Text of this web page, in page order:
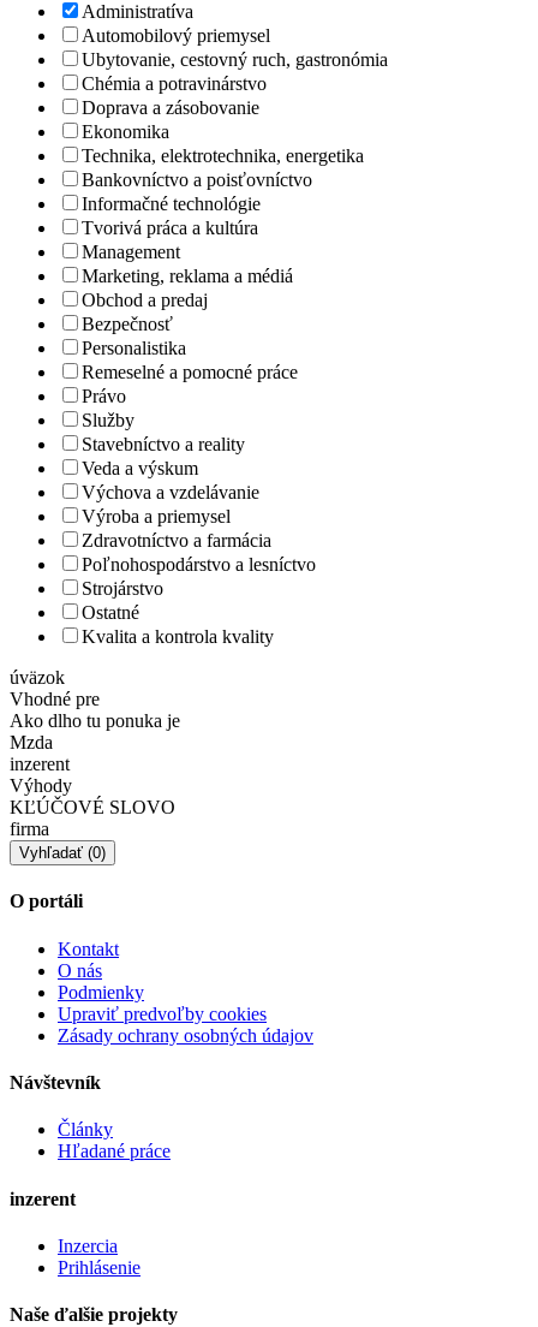
Administratíva
Automobilový priemysel
Ubytovanie, cestovný ruch, gastronómia
Chémia a potravinárstvo
Doprava a zásobovanie
Ekonomika
Technika, elektrotechnika, energetika
Bankovníctvo a poisťovníctvo
Informačné technológie
Tvorivá práca a kultúra
Management
Marketing, reklama a médiá
Obchod a predaj
Bezpečnosť
Personalistika
Remeselné a pomocné práce
Právo
Služby
Stavebníctvo a reality
Veda a výskum
Výchova a vzdelávanie
Výroba a priemysel
Zdravotníctvo a farmácia
Poľnohospodárstvo a lesníctvo
Strojárstvo
Ostatné
Kvalita a kontrola kvality
úväzok
Vhodné pre
Ako dlho tu ponuka je
Mzda
inzerent
Výhody
KĽÚČOVÉ SLOVO
firma
O portáli
Kontakt
O nás
Podmienky
Upraviť predvoľby cookies
Zásady ochrany osobných údajov
Návštevník
Články
Hľadané práce
inzerent
Inzercia
Prihlásenie
Naše ďalšie projekty